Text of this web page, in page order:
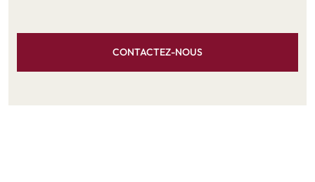
CONTACTEZ-NOUS